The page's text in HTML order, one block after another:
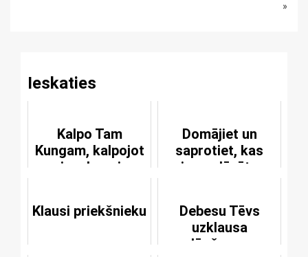
»
Ieskaties
Kalpo Tam
Kungam, kalpojot
saviem kungiem
Domājiet un
saprotiet, kas
jums dāvāts
Klausi priekšnieku
Debesu Tēvs
uzklausa
lūgšanas